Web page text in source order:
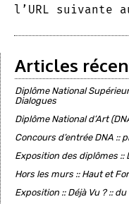
l’URL suivante
Articles
Diplôme National
Dialogues
Diplôme National d’Art
Concours d’entrée DNA ::
Exposition des diplômes ::
Hors les murs :: Haut et
Exposition :: Déjà Vu ? ::